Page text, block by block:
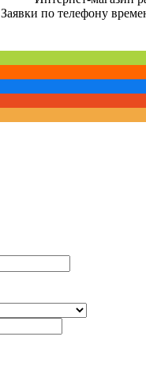
Заявки по телефону